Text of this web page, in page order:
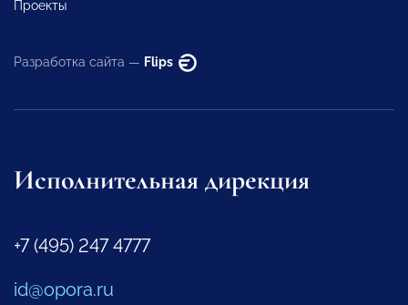
Проекты
Разработка сайта — Flips
Исполнительная дирекция
+7 (495) 247 4777
id@opora.ru